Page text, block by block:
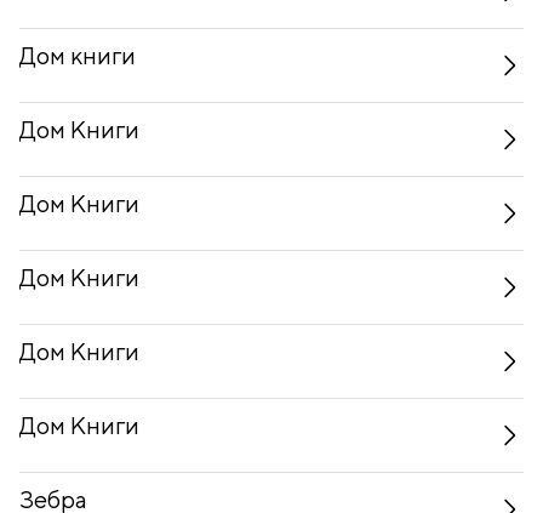
Дом книги
Дом Книги
Дом Книги
Дом Книги
Дом Книги
Дом Книги
Зебра